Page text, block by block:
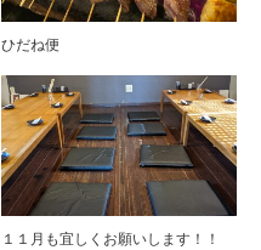
ひだね便
１１月も宜しくお願いします！！